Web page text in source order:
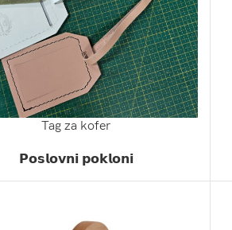
Tag za kofer
𝗣𝗼𝘀𝗹𝗼𝘃𝗻𝗶 𝗽𝗼𝗸𝗹𝗼𝗻𝗶